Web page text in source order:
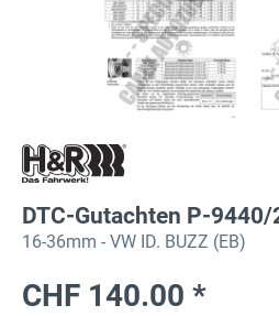
DTC-Gutachten P-9440/
16-36mm - VW ID. BUZZ (EB)
CHF 140.00 *